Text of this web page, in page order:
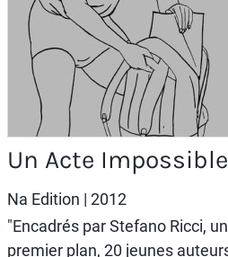
Un Acte Impossible
Na Edition | 2012
"Encadrés par Stefano Ricci,
premier plan, 20 jeunes